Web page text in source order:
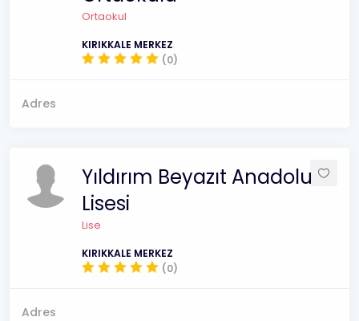
Ortaokul
KIRIKKALE MERKEZ
(0)
Adres
Yıldırım Beyazıt Anadolu
Lisesi
Lise
KIRIKKALE MERKEZ
(0)
Adres